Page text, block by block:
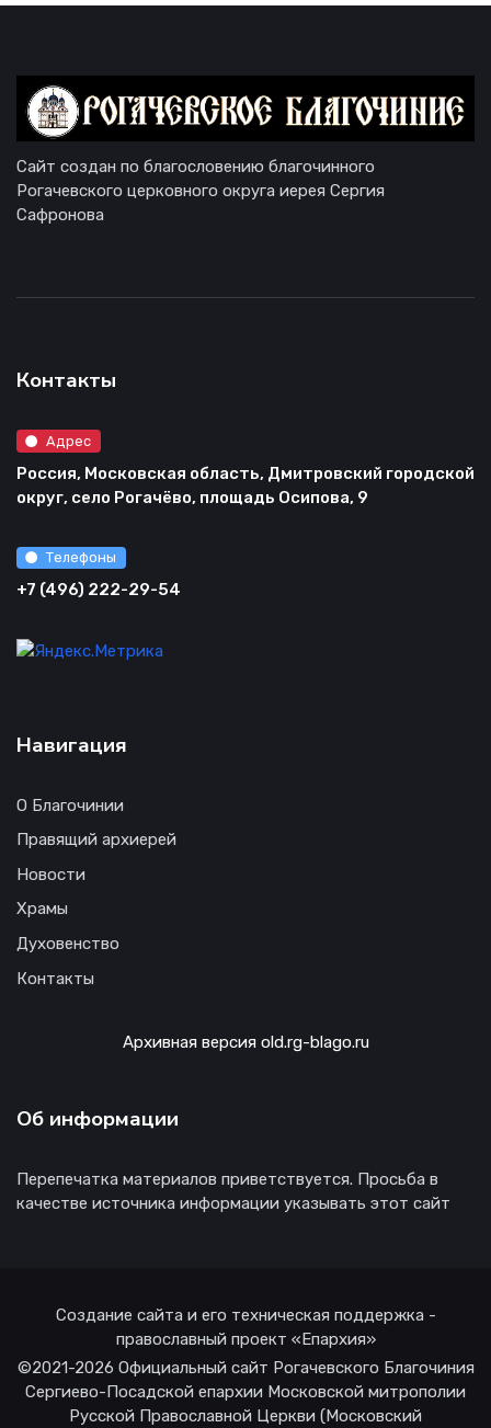
Сайт создан по благословению благочинного
Рогачевского церковного округа иерея Сергия
Сафронова
Контакты
Адрес
Россия, Московская область, Дмитровский городской
округ, село Рогачёво, площадь Осипова, 9
Телефоны
+7 (496) 222-29-54
Навигация
О Благочинии
Правящий архиерей
Новости
Храмы
Духовенство
Контакты
Архивная версия old.rg-blago.ru
Об информации
Перепечатка материалов приветствуется. Просьба в
качестве источника информации указывать этот сайт
Создание сайта и его техническая поддержка -
православный проект «Епархия»
©2021-2026 Официальный сайт Рогачевского Благочиния
Сергиево-Посадской епархии Московской митрополии
Русской Православной Церкви (Московский